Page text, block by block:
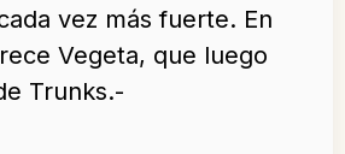
vez más fuerte. En
Vegeta, que luego
Trunks.-